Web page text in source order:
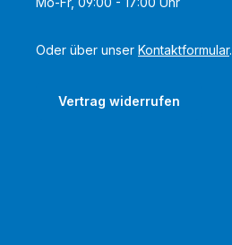
Oder über unser Kontaktformular.
Vertrag widerrufen